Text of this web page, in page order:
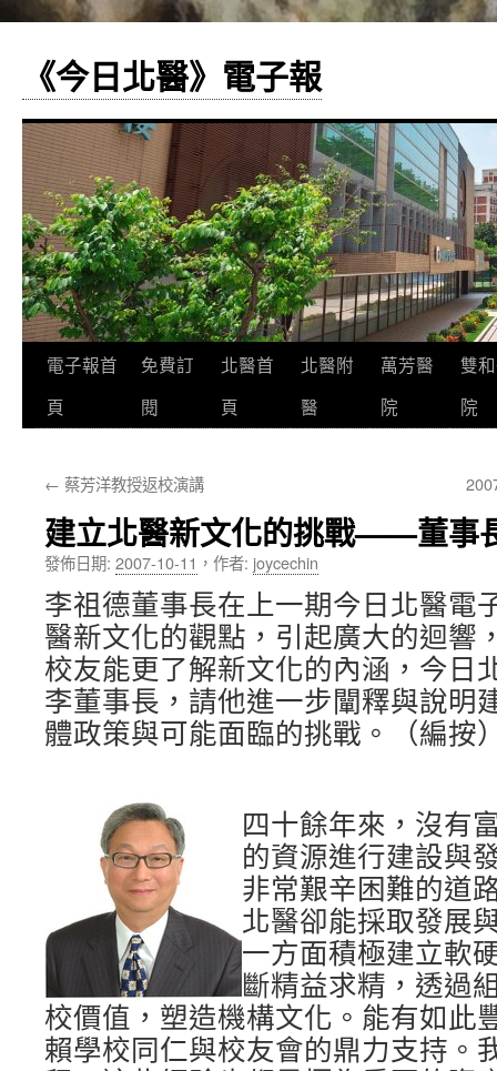
《今日北醫》電子報
跳
至
要
內
容
電子報首
頁
免費訂
閱
北醫首
頁
北醫附
醫
萬芳醫
院
雙
院
← 蔡芳洋教授返校演講
建立北醫新文化的挑戰——董事
發佈日期: 2007-10-11 ， 作者: joycechin
李祖德董事長在上一期今日北醫電
醫新文化的觀點，引起廣大的迴響
校友能更了解新文化的內涵，今日
李董事長，請他進一步闡釋與說明
體政策與可能面臨的挑戰。（編按
四十餘年來，沒有
的資源進行建設與
非常艱辛困難的道
北醫卻能採取發展
一方面積極建立軟
斷精益求精，透過
校價值，塑造機構文化。能有如此
賴學校同仁與校友會的鼎力支持。